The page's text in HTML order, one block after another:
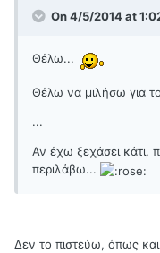
On 4/5/2014 at
Θέλω...
Θέλω να μιλήσω για
...
Αν έχω ξεχάσει κάτι,
περιλάβω...
Δεν το πιστεύω, όπως